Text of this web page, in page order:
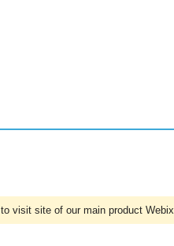
visit site of our main product Webix